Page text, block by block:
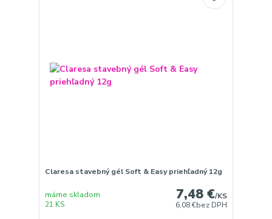
Claresa stavebný gél Soft & Easy priehľadný 12g
7,48 €/KS
6,08 €bez DPH
máme skladom
21 KS